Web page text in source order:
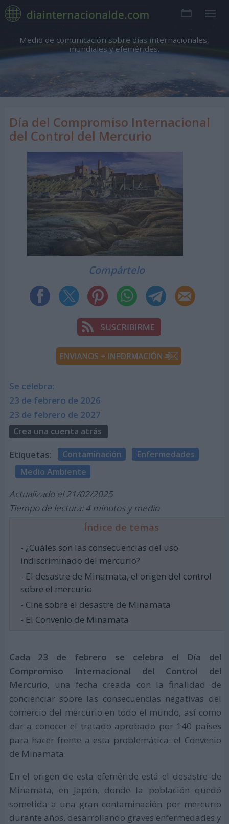
Medio de comunicación sobre días internacionales,
mundiales y efemérides.
Día del Compromiso Internacional
del Control del Mercurio
Compártelo
Se celebra:
23 de febrero de 2026
23 de febrero de 2027
Crea una cuenta atrás
Etiquetas: Contaminación
Enfermedades
Medio Ambiente
Actualizado el 21/02/2025
Tiempo de lectura: 4 minutos y medio
Índice de temas
- ¿Cuáles son las consecuencias del uso
indiscriminado del mercurio?
- El desastre de Minamata, el origen del control
sobre el mercurio
- Cine sobre el desastre de Minamata
- El Convenio de Minamata
Cada 23 de febrero se celebra el Día del
Compromiso Internacional del Control del
Mercurio, una fecha creada con la finalidad de
concienciar sobre las consecuencias negativas del
comercio del mercurio en todo el mundo, así como
dar a conocer el tratado aprobado por 140 países
para hacer frente a esta problemática: el Convenio
de Minamata.
En el origen de esta efeméride está el desastre de
Minamata, en Japón, donde la población quedó
sometida a una gran contaminación por mercurio
durante años, desarrollando graves enfermedades y